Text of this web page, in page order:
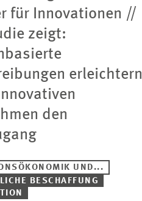
für Innovationen //
zeigt:
erleichtern
den
UND...
BESCHAFFUNG